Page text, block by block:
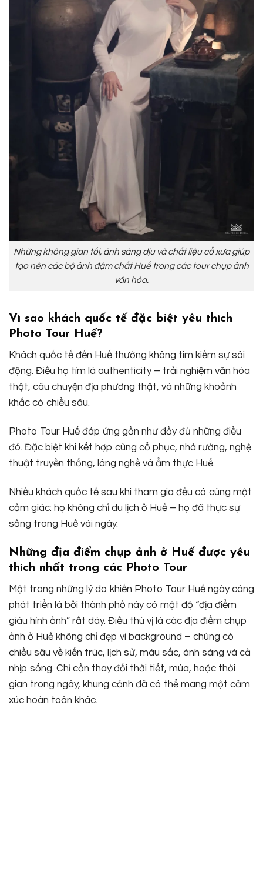
Những không gian tối, ánh sáng dịu và chất liệu cổ xưa giúp
tạo nên các bộ ảnh đậm chất Huế trong các tour chụp ảnh
văn hóa.
Vì sao khách quốc tế đặc biệt yêu thích
Photo Tour Huế?
Khách quốc tế đến Huế thường không tìm kiếm sự sôi
động. Điều họ tìm là authenticity – trải nghiệm văn hóa
thật, câu chuyện địa phương thật, và những khoảnh
khắc có chiều sâu.
Photo Tour Huế đáp ứng gần như đầy đủ những điều
đó. Đặc biệt khi kết hợp cùng cổ phục, nhà rường, nghệ
thuật truyền thống, làng nghề và ẩm thực Huế.
Nhiều khách quốc tế sau khi tham gia đều có cùng một
cảm giác: họ không chỉ du lịch ở Huế – họ đã thực sự
sống trong Huế vài ngày.
Những địa điểm chụp ảnh ở Huế được yêu
thích nhất trong các Photo Tour
Một trong những lý do khiến Photo Tour Huế ngày càng
phát triển là bởi thành phố này có mật độ “địa điểm
giàu hình ảnh” rất dày. Điều thú vị là các địa điểm chụp
ảnh ở Huế không chỉ đẹp vì background – chúng có
chiều sâu về kiến trúc, lịch sử, màu sắc, ánh sáng và cả
nhịp sống. Chỉ cần thay đổi thời tiết, mùa, hoặc thời
gian trong ngày, khung cảnh đã có thể mang một cảm
xúc hoàn toàn khác.